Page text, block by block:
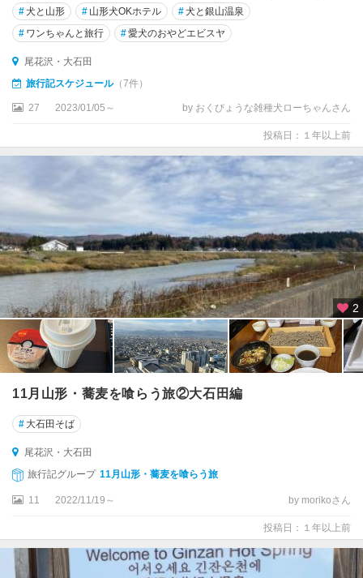
#犬と山形 # 山形犬OKホテル #犬と銀山温泉
# ワンちゃんと旅行 #愛犬のおやどエビスヤ
尾花沢・大石田
旅行記スケジュール（7件）
27 2023/01/05～ by おくびょうな雑種犬ローちゃんさん
投稿日：１年以上前
2
11月山形・蕎麦を喰らう旅②大石田編
# 大石田そば
尾花沢・大石田
旅行記グループ 11月山形・蕎麦を喰らう旅
11 2022/11/19～ by morikoさん
投稿日：１年以上前